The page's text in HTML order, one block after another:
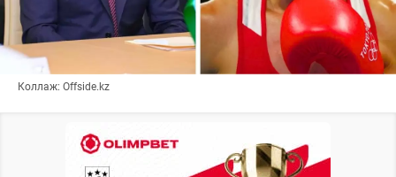
Коллаж: Offside.kz